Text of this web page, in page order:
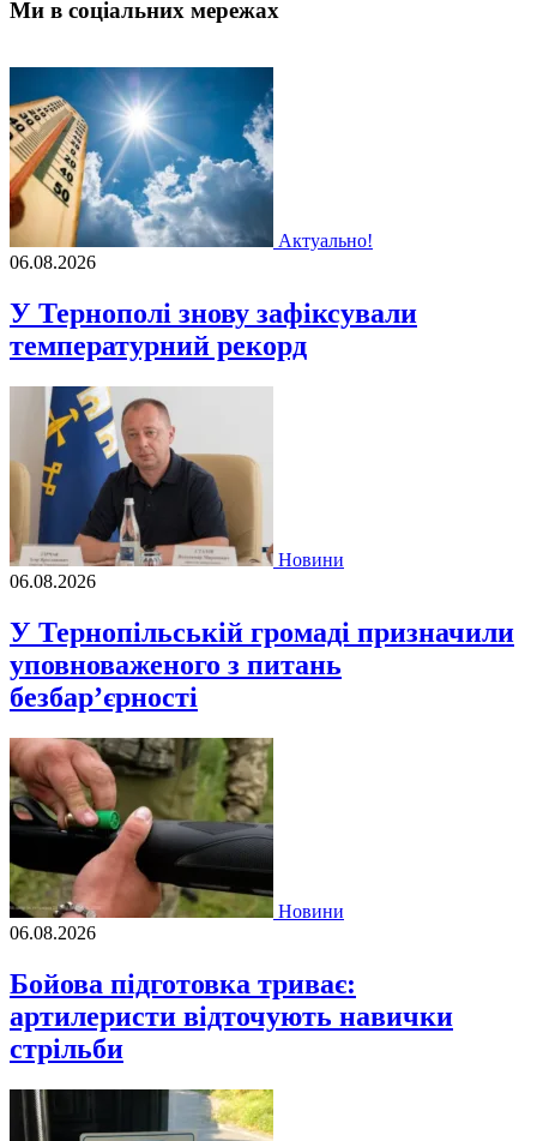
Ми в соціальних мережах
Актуально!
06.08.2026
У Тернополі знову зафіксували
температурний рекорд
Новини
06.08.2026
У Тернопільській громаді призначили
уповноваженого з питань
безбар’єрності
Новини
06.08.2026
Бойова підготовка триває:
артилеристи відточують навички
стрільби